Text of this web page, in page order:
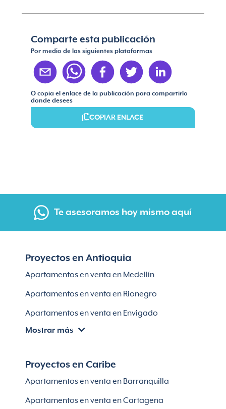
Comparte esta publicación
Por medio de las siguientes plataformas
O copia el enlace de la publicación para compartirlo
donde desees
COPIAR ENLACE
Te asesoramos hoy mismo aquí
Proyectos en Antioquia
Apartamentos en venta en Medellín
Apartamentos en venta en Rionegro
Apartamentos en venta en Envigado
Apartamentos en venta en Itagüí
Apartamentos en venta en Bello
Mostrar más
Proyectos en Caribe
Apartamentos en venta en Barranquilla
Apartamentos en venta en Cartagena